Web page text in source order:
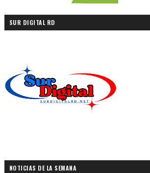
SUR DIGITAL RD
NOTICIAS DE LA SEMANA